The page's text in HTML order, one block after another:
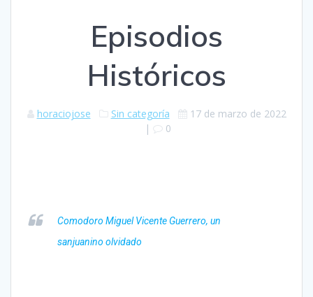
Episodios
Históricos
horaciojose Sin categoría
17 de marzo de 2022
|
0
Comodoro Miguel Vicente Guerrero, un
sanjuanino olvidado